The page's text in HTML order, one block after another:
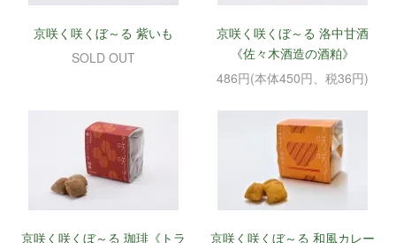
京咲く咲くぼ～る 紫いも
SOLD OUT
京咲く咲くぼ～る 洛中甘酒
《佐々木酒造の酒粕》
486円(本体450円、税36円)
京咲く咲くぼ～る 珈琲《トラ 京咲く咲くぼ～る 和風カレー